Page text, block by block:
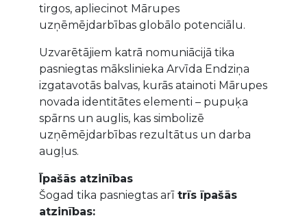
tirgos, apliecinot Mārupes
uzņēmējdarbības globālo potenciālu.
Uzvarētājiem katrā nomuniācijā tika
pasniegtas mākslinieka Arvīda Endziņa
izgatavotās balvas, kurās atainoti Mārupes
novada identitātes elementi – pupuķa
spārns un auglis, kas simbolizē
uzņēmējdarbības rezultātus un darba
augļus.
Īpašās atzinības
Šogad tika pasniegtas arī trīs īpašās
atzinības: